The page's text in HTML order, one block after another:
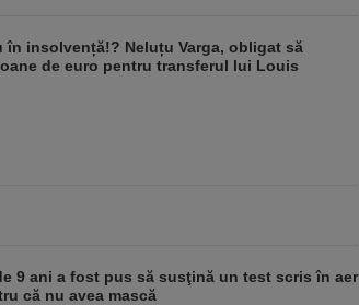
în insolvență!? Neluțu Varga, obligat să
de euro pentru transferul lui Louis
9 ani a fost pus să susţină un test scris în aer
că nu avea mască